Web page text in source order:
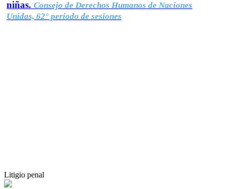
niñas. Consejo de Derechos Humanos de Naciones
Unidas, 62° período de sesiones
Litigio penal